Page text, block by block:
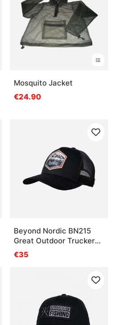
Mosquito Jacket
€24.90
Beyond Nordic BN215
Great Outdoor Trucker
Cap G-Black
€35